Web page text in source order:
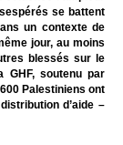
se battent
un contexte de
jour, au moins
blessés sur le
GHF, soutenu par
Palestiniens ont
d’aide –